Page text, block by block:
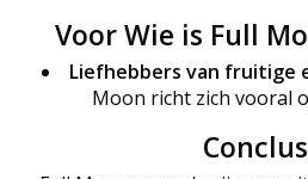
Voor Wie is Full
Liefhebbers van fruitige
Moon richt zich vooral